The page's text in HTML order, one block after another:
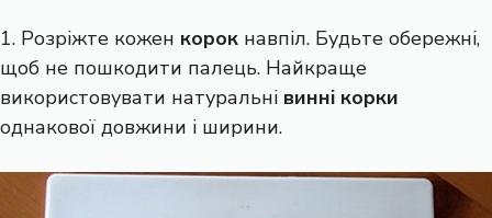
1. Розріжте кожен корок навпіл. Будьте обережні,
щоб не пошкодити палець. Найкраще
використовувати натуральні винні корки
однакової довжини і ширини.